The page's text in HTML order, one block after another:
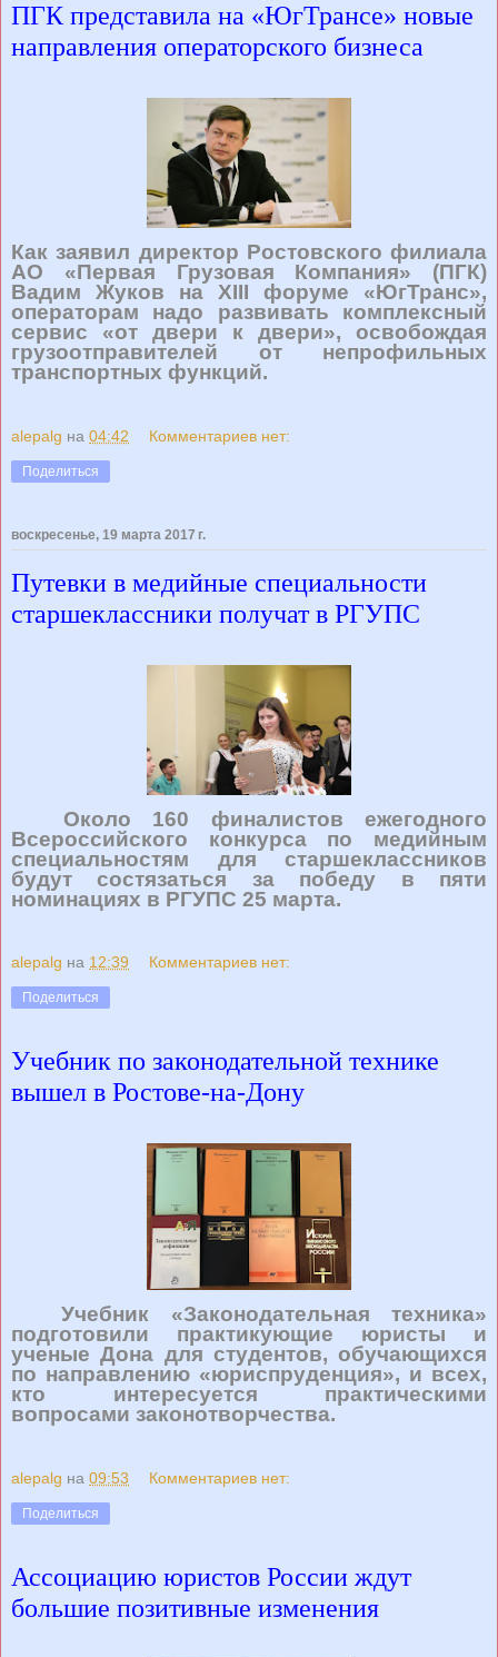
ПГК представила на «ЮгТрансе» новые
направления операторского бизнеса
Как заявил директор Ростовского филиала
АО «Первая Грузовая Компания» (ПГК)
Вадим Жуков на XIII форуме «ЮгТранс»,
операторам надо развивать комплексный
сервис «от двери к двери», освобождая
грузоотправителей от непрофильных
транспортных функций.
alepalg на 04:42 Комментариев нет:
Поделиться
воскресенье, 19 марта 2017 г.
Путевки в медийные специальности
старшеклассники получат в РГУПС
Около 160 финалистов ежегодного
Всероссийского конкурса по медийным
специальностям для старшеклассников
будут состязаться за победу в пяти
номинациях в РГУПС 25 марта.
alepalg на 12:39 Комментариев нет:
Поделиться
Учебник по законодательной технике
вышел в Ростове-на-Дону
Учебник «Законодательная техника»
подготовили практикующие юристы и
ученые Дона для студентов, обучающихся
по направлению «юриспруденция», и всех,
кто интересуется практическими
вопросами законотворчества.
alepalg на 09:53 Комментариев нет:
Поделиться
Ассоциацию юристов России ждут
большие позитивные изменения